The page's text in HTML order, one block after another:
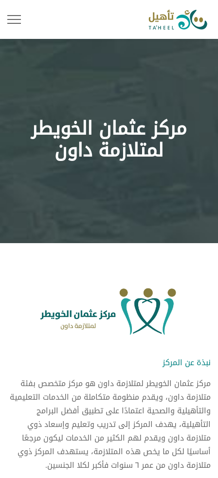
مركز عثمان الخويطر
لمتلازمة داون
نبذة عن المركز
مركز عثمان الخويطر لمتلازمة داون هو مركز متخصص بفئة
متلازمة داون، ويقدم منظومة متكاملة من الخدمات التعليمية
والتأهيلية والصحية اعتمادًا على تطبيق أفضل البرامج
التأهيلية، يهدف المركز إلى تدريب وتعليم وإسعاد ذوي
متلازمة داون ويقدم لهم الكثير من الخدمات ليكون مرجعًا
أساسيًا لكل ما يخص هذه المتلازمة، يستهدف المركز ذوي
متلازمة داون من عمر ٦ سنوات فأكبر لكلا الجنسين.